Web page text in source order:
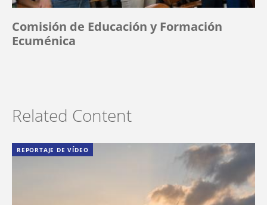
Comisión de Educación y Formación
Ecuménica
Related Content
REPORTAJE DE VÍDEO